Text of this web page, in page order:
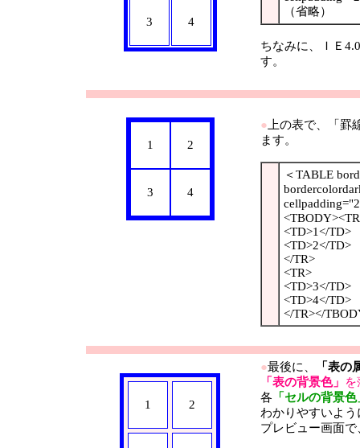
3 4
（省略）
ちなみに、ＩＥ
す。
1 2
3 4
● 上の表で、「罫
ます。
＜TABLE
<TD>1</TD>
<TD>2</TD>
</TR>
<TR>
<TD>3</TD>
<TD>4</TD>
</TR></
1 2
●最後に、
「表の
「表の背景色」
各 「セルの背景色
わかりやすいよう
プレビュー画面